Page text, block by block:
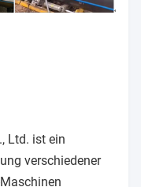
Ltd. ist ein
verschiedener